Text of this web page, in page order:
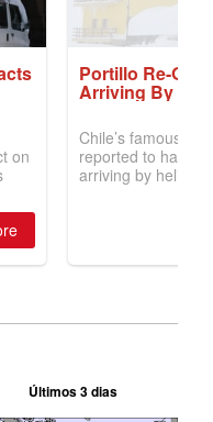
Últimos 3 dias